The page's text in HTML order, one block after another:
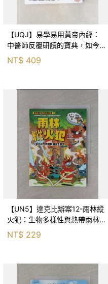
【UQJ】易學易用黃帝內經：
中醫師反覆研讀的寶典，如今一
般人也能實踐。12條經絡、365
個穴位白話詳解，經之所過，病
NT$ 409
【UN5】達克比辦案12-雨林縱
火犯：生物多樣性與熱帶雨林生
態系_柯智元
NT$ 229